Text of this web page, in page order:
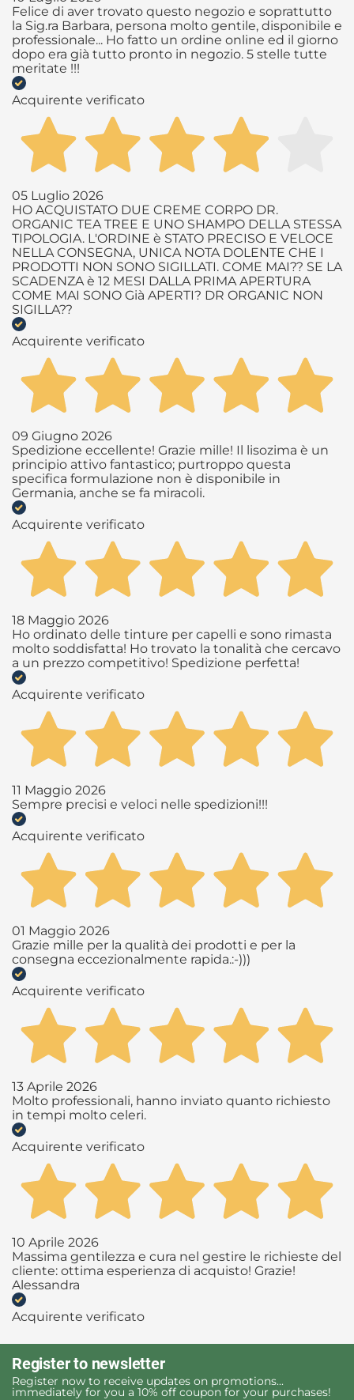
Felice di aver trovato questo negozio e soprattutto
la Sig.ra Barbara, persona molto gentile, disponibile e
professionale... Ho fatto un ordine online ed il giorno
dopo era già tutto pronto in negozio. 5 stelle tutte
meritate !!!
Acquirente verificato
05 Luglio 2026
HO ACQUISTATO DUE CREME CORPO DR.
ORGANIC TEA TREE E UNO SHAMPO DELLA STESSA
TIPOLOGIA. L'ORDINE è STATO PRECISO E VELOCE
NELLA CONSEGNA, UNICA NOTA DOLENTE CHE I
PRODOTTI NON SONO SIGILLATI. COME MAI?? SE LA
SCADENZA è 12 MESI DALLA PRIMA APERTURA
COME MAI SONO Già APERTI? DR ORGANIC NON
SIGILLA??
Acquirente verificato
09 Giugno 2026
Spedizione eccellente! Grazie mille! Il lisozima è un
principio attivo fantastico; purtroppo questa
specifica formulazione non è disponibile in
Germania, anche se fa miracoli.
Acquirente verificato
18 Maggio 2026
Ho ordinato delle tinture per capelli e sono rimasta
molto soddisfatta! Ho trovato la tonalità che cercavo
a un prezzo competitivo! Spedizione perfetta!
Acquirente verificato
11 Maggio 2026
Sempre precisi e veloci nelle spedizioni!!!
Acquirente verificato
01 Maggio 2026
Grazie mille per la qualità dei prodotti e per la
consegna eccezionalmente rapida.:-)))
Acquirente verificato
13 Aprile 2026
Molto professionali, hanno inviato quanto richiesto
in tempi molto celeri.
Acquirente verificato
10 Aprile 2026
Massima gentilezza e cura nel gestire le richieste del
cliente: ottima esperienza di acquisto! Grazie!
Alessandra
Acquirente verificato
Register to newsletter
Register now to receive updates on promotions...
immediately for you a 10% off coupon for your purchases!